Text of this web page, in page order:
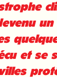
un
et se